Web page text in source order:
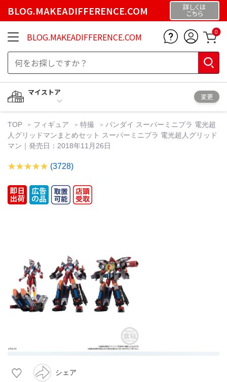
BLOG.MAKEADIFFERENCE.COM 詳しくは
こちら
BLOG.MAKEADIFFERENCE.COM 0
マイストア
変更
TOP フィギュア 特撮
バンダイ スーパーミニプラ 電光超
人グリッドマンまとめセット スーパーミニプラ 電光超人グリッド
マン｜発売日：2018年11月26日
(3728)
シェア